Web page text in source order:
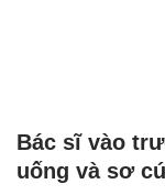
Bác sĩ vào
uống và sơ